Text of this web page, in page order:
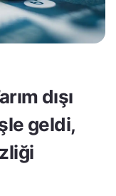
dışı
geldi,